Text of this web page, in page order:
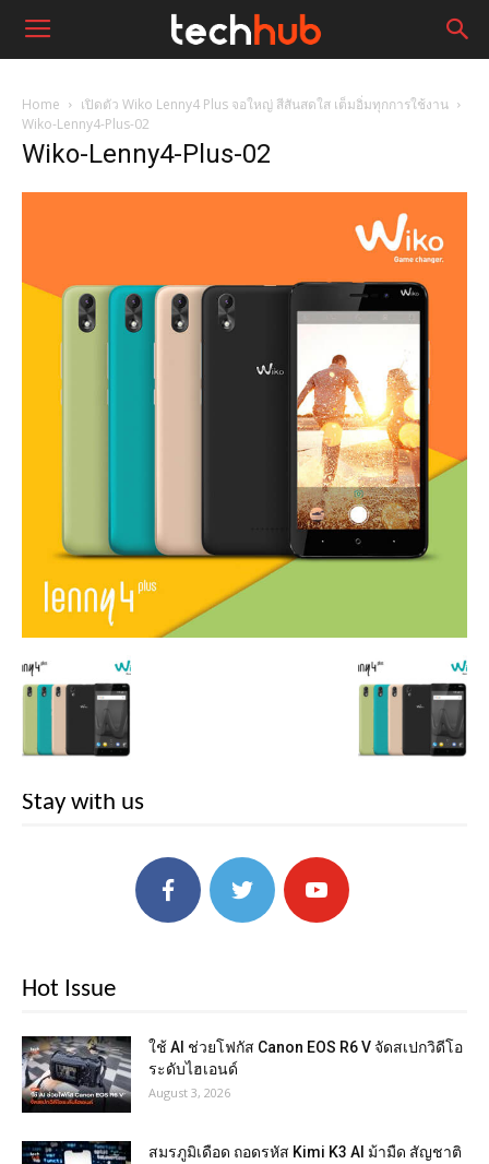
Home
เปิดตัว Wiko Lenny4 Plus จอใหญ่ สีสันสดใส เต็มอิ่มทุกการใช้งาน
Wiko-Lenny4-Plus-02
Wiko-Lenny4-Plus-02
Stay with us
Hot Issue
ใช้ AI ช่วยโฟกัส Canon EOS R6 V จัดสเปกวิดีโอ
ระดับไฮเอนด์
August 3, 2026
สมรภูมิเดือด ถอดรหัส Kimi K3 AI ม้ามืด สัญชาติ